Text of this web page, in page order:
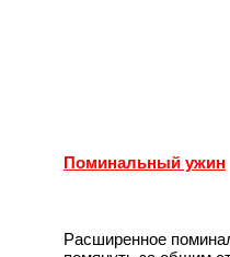
Поминальный ужин
Расширенное